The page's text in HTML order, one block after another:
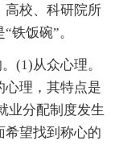
高校、科研院所
铁饭碗”。
(1)从众心理。
心理，其特点是
业分配制度发生
希望找到称心的